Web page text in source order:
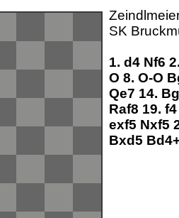
SK
1. d4 Nf6
O 8. O-O
Qe7 14.
Raf8 19.
exf5 Nxf5
Bxd5